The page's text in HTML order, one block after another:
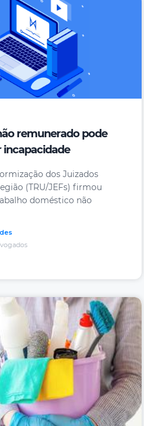
remunerado pode
dos Juizados
(TRU/JEFs) firmou
doméstico não